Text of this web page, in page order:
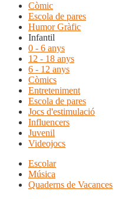
Còmic
Escola de pares
Humor Gràfic
Infantil
0 - 6 anys
12 - 18 anys
6 - 12 anys
Còmics
Entreteniment
Escola de pares
Jocs d'estimulació
Influencers
Juvenil
Videojocs
Escolar
Música
Quaderns de Vacances